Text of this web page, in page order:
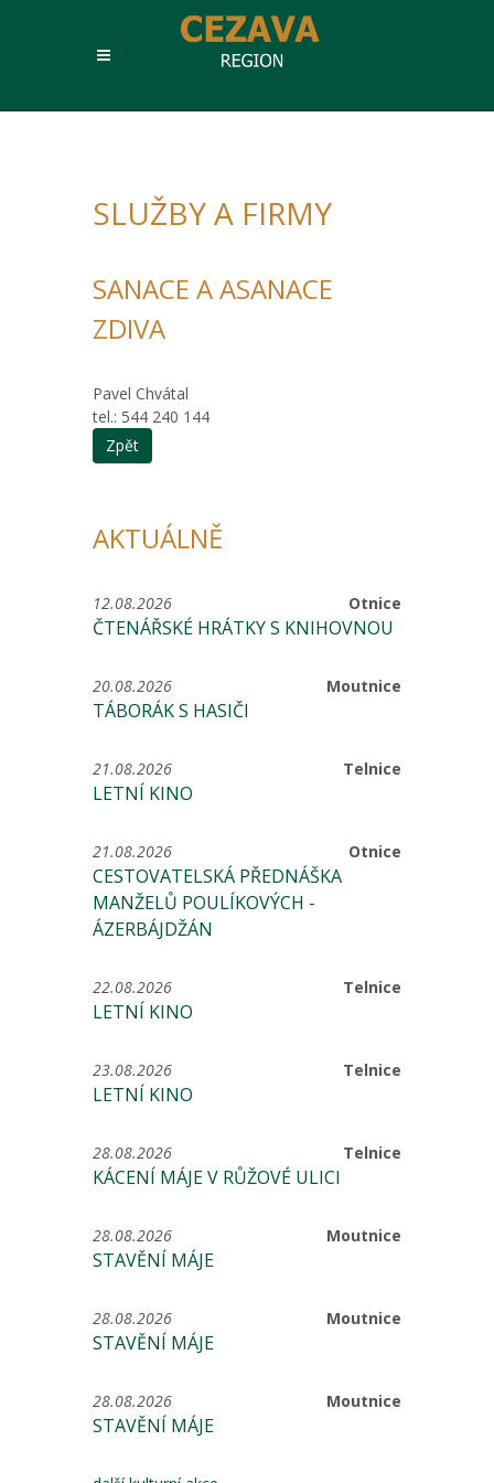
SLUŽBY A FIRMY
SANACE A ASANACE
ZDIVA
Pavel Chvátal
tel.: 544 240 144
Zpět
AKTUÁLNĚ
Otnice
12.08.2026
ČTENÁŘSKÉ HRÁTKY S KNIHOVNOU
Moutnice
20.08.2026
TÁBORÁK S HASIČI
Telnice
21.08.2026
LETNÍ KINO
Otnice
21.08.2026
CESTOVATELSKÁ PŘEDNÁŠKA
MANŽELŮ POULÍKOVÝCH -
ÁZERBÁJDŽÁN
Telnice
22.08.2026
LETNÍ KINO
Telnice
23.08.2026
LETNÍ KINO
Telnice
28.08.2026
KÁCENÍ MÁJE V RŮŽOVÉ ULICI
Moutnice
28.08.2026
STAVĚNÍ MÁJE
Moutnice
28.08.2026
STAVĚNÍ MÁJE
Moutnice
28.08.2026
STAVĚNÍ MÁJE